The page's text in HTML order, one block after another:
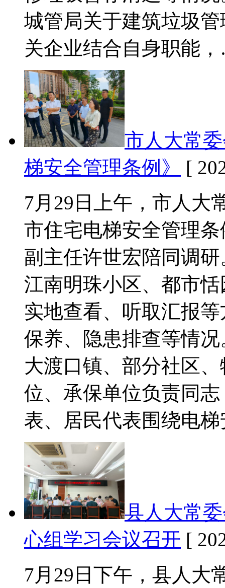
城管局关于建筑垃圾
关企业结合自身职能
市人大常
梯安全管理条例》
[
7月29日上午，市人大
市住宅电梯安全管理
副主任许世宏陪同调
江南明珠小区、都市
实地查看、听取汇报
保养、隐患排查等情
大渡口镇、部分社区
位、承保单位负责同
表、居民代表围绕电
县人大常
心组学习会议召开 [
7月29日下午，县人大